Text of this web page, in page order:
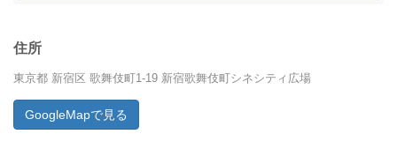
住所
東京都 新宿区 歌舞伎町1-19 新宿歌舞伎町シネシティ広場
GoogleMapで見る